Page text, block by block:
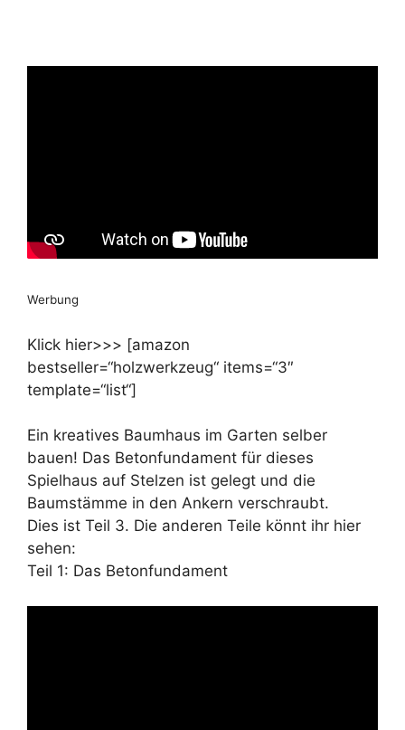
Werbung
Klick hier>>> [amazon
bestseller=“holzwerkzeug“ items=“3″
template=“list“]
Ein kreatives Baumhaus im Garten selber
bauen! Das Betonfundament für dieses
Spielhaus auf Stelzen ist gelegt und die
Baumstämme in den Ankern verschraubt.
Dies ist Teil 3. Die anderen Teile könnt ihr hier
sehen:
Teil 1: Das Betonfundament